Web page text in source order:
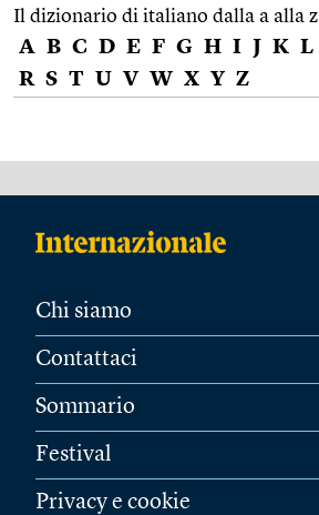
Il dizionario di italiano dalla a alla z
A B C D E F G H I J K L
R S T U V W X Y Z
Chi siamo
Contattaci
Sommario
Festival
Privacy e cookie